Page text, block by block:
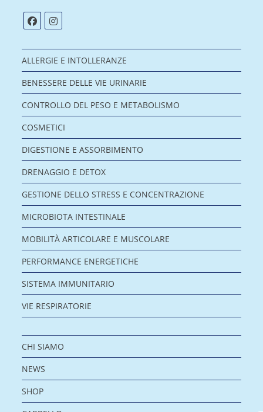
ALLERGIE E INTOLLERANZE
BENESSERE DELLE VIE URINARIE
CONTROLLO DEL PESO E METABOLISMO
COSMETICI
DIGESTIONE E ASSORBIMENTO
DRENAGGIO E DETOX
GESTIONE DELLO STRESS E CONCENTRAZIONE
MICROBIOTA INTESTINALE
MOBILITÀ ARTICOLARE E MUSCOLARE
PERFORMANCE ENERGETICHE
SISTEMA IMMUNITARIO
VIE RESPIRATORIE
CHI SIAMO
NEWS
SHOP